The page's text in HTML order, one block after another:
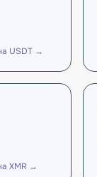
USDT →
XMR →